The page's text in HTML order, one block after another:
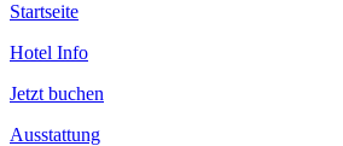
Startseite
Hotel Info
Jetzt buchen
Ausstattung